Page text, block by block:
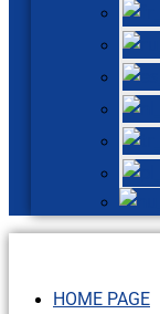
HOME PAGE